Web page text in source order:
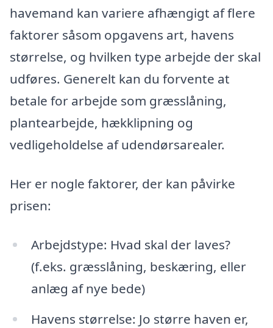
havemand kan variere afhængigt af flere
faktorer såsom opgavens art, havens
størrelse, og hvilken type arbejde der skal
udføres. Generelt kan du forvente at
betale for arbejde som græsslåning,
plantearbejde, hækklipning og
vedligeholdelse af udendørsarealer.
Her er nogle faktorer, der kan påvirke
prisen:
Arbejdstype: Hvad skal der laves?
(f.eks. græsslåning, beskæring, eller
anlæg af nye bede)
Havens størrelse: Jo større haven er,